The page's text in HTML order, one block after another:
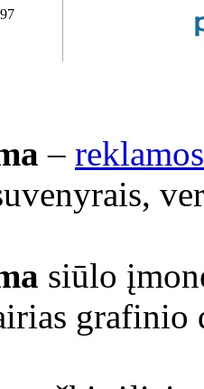
–
siūlo
grafinio